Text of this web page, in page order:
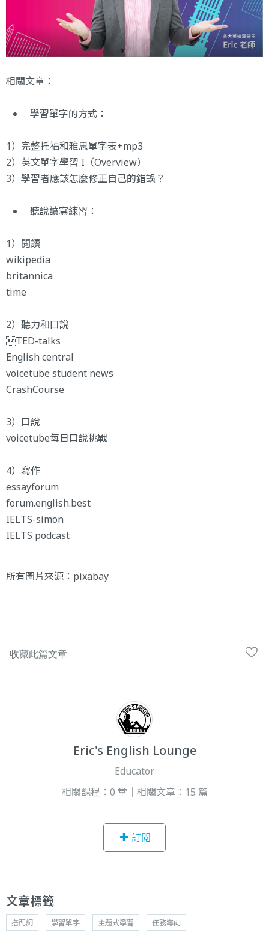
相關文章：
學習單字的方式：
1） 完整托福和雅思單字表+mp3
2） 英文單字學習 I （Overview）
3） 學習者應該怎麼修正自己的錯誤？
聽說讀寫練習：
1）閱讀
wikipedia
britannica
time
2）聽力和口說
TED-talks
English central
voicetube student news
CrashCourse
3）口說
voicetube每日口說挑戰
4）寫作
essayforum
forum.english.best
IELTS-simon
IELTS podcast
所有圖片來源：pixabay
Eric's English Lounge
Educator
相關課程：0 堂｜相關文章：15 篇
訂閱
文章標籤
搭配詞 學習單字 主題式學習 任務導向